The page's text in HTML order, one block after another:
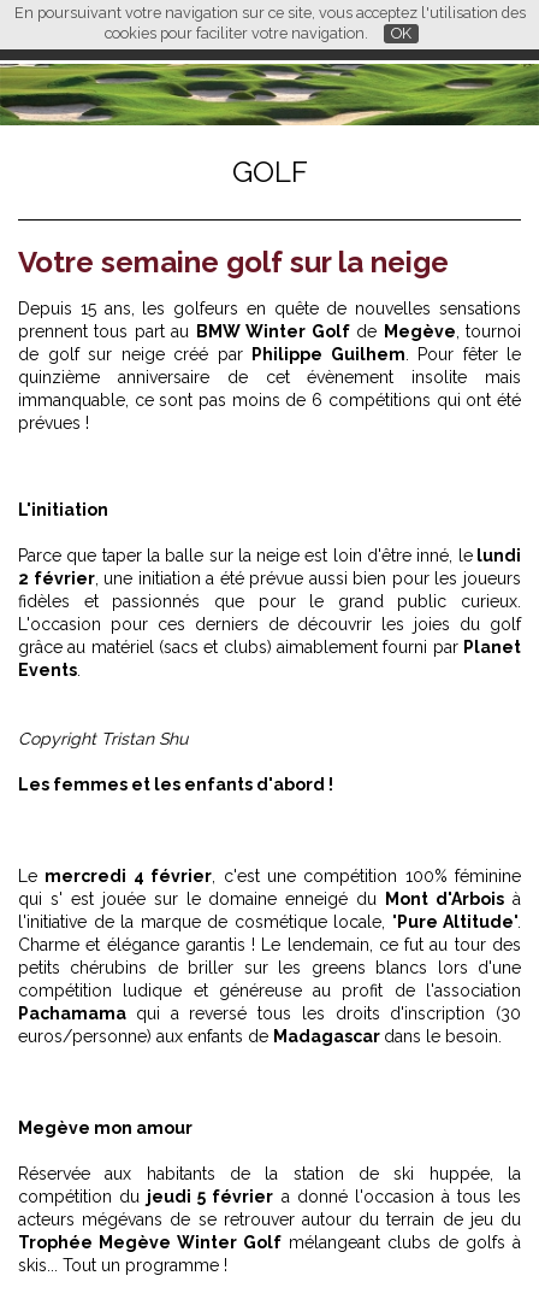
En poursuivant votre navigation sur ce site, vous acceptez l'utilisation des
cookies pour faciliter votre navigation.
OK
FR EN CN
L M
GOLF
Votre semaine golf sur la neige
Depuis 15 ans, les golfeurs en quête de nouvelles sensations
prennent tous part au
BMW Winter Golfde Megève , tournoi
de golf sur neige créé par
Philippe Guilhem . Pour fêter le
quinzième anniversaire de cet évènement insolite mais
immanquable, ce sont pas moins de 6 compétitions qui ont été
prévues !
L'initiation
Parce que taper la balle sur la neige est loin d'être inné, lelundi
2 février, une initiation a été prévue aussi bien pour les joueurs
fidèles et passionnés que pour le grand public curieux.
L'occasion pour ces derniers de découvrir les joies du golf
grâce au matériel (sacs et clubs) aimablement fourni par Planet
Events
Copyright Tristan Shu
Les femmes et les enfants d'abord !
Le mercredi 4 février , c'est une compétition 100% féminine
qui s' est jouée sur le domaine enneigé du
Mont d'Arbois à
l'initiative de la marque de cosmétique locale, " Pure Altitude".
Charme et élégance garantis ! Le lendemain, ce fut au tour des
petits chérubins de briller sur les greens blancs lors d'une
compétition ludique et généreuse au profit de l'association
Pachamama qui a reversé tous les droits d'inscription (30
euros/personne) aux enfants de Madagascar dans le besoin.
Megève mon amour
Réservée aux habitants de la station de ski huppée, la
compétition du jeudi 5 février a donné l'occasion à tous les
acteurs mégévans de se retrouver autour du terrain de jeu du
Trophée Megève Winter Golf mélangeant clubs de golfs à
skis... Tout un programme !